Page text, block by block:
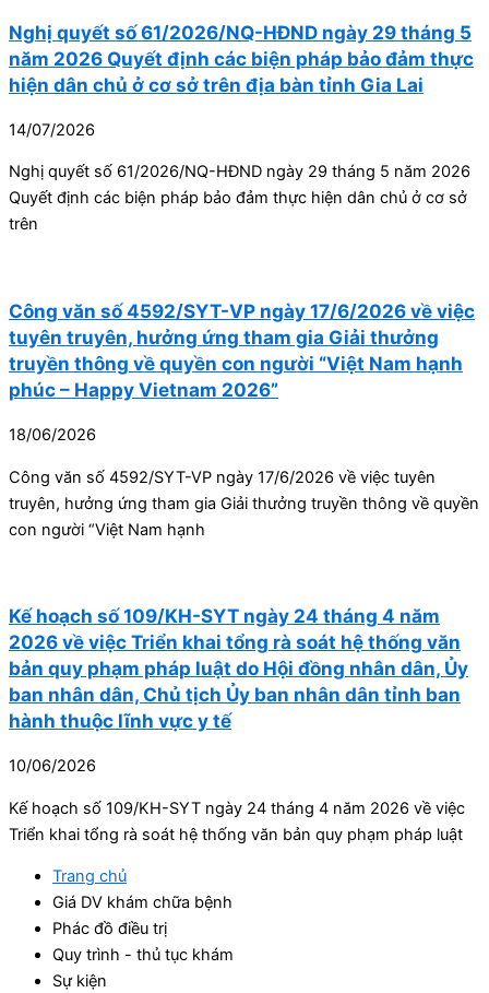
Nghị quyết số 61/2026/NQ-HĐND ngày 29 tháng 5
năm 2026 Quyết định các biện pháp bảo đảm thực
hiện dân chủ ở cơ sở trên địa bàn tỉnh Gia Lai
14/07/2026
Nghị quyết số 61/2026/NQ-HĐND ngày 29 tháng 5 năm 2026
Quyết định các biện pháp bảo đảm thực hiện dân chủ ở cơ sở
trên
Công văn số 4592/SYT-VP ngày 17/6/2026 về việc
tuyên truyên, hưởng ứng tham gia Giải thưởng
truyền thông về quyền con người “Việt Nam hạnh
phúc – Happy Vietnam 2026”
18/06/2026
Công văn số 4592/SYT-VP ngày 17/6/2026 về việc tuyên
truyên, hưởng ứng tham gia Giải thưởng truyền thông về quyền
con người “Việt Nam hạnh
Kế hoạch số 109/KH-SYT ngày 24 tháng 4 năm
2026 về việc Triển khai tổng rà soát hệ thống văn
bản quy phạm pháp luật do Hội đồng nhân dân, Ủy
ban nhân dân, Chủ tịch Ủy ban nhân dân tỉnh ban
hành thuộc lĩnh vực y tế
10/06/2026
Kế hoạch số 109/KH-SYT ngày 24 tháng 4 năm 2026 về việc
Triển khai tổng rà soát hệ thống văn bản quy phạm pháp luật
Trang chủ
Giá DV khám chữa bệnh
Phác đồ điều trị
Quy trình - thủ tục khám
Sự kiện